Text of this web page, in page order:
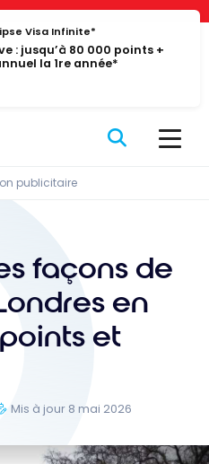
Visa Infinite*
: jusqu’à 80 000 points +
la 1re année*
publicitaire
façons de
en
et
Mis à jour 8 mai 2026